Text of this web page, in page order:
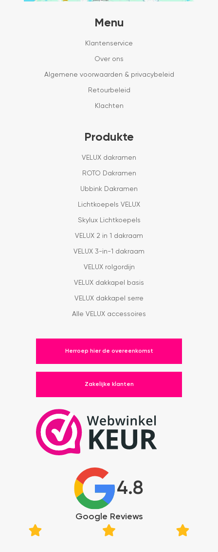
Menu
Klantenservice
Over ons
Algemene voorwaarden & privacybeleid
Retourbeleid
Klachten
Produkte
VELUX dakramen
ROTO Dakramen
Ubbink Dakramen
Lichtkoepels VELUX
Skylux Lichtkoepels
VELUX 2 in 1 dakraam
VELUX 3-in-1 dakraam
VELUX rolgordijn
VELUX dakkapel basis
VELUX dakkapel serre
Alle VELUX accessoires
Herroep hier de overeenkomst
Zakelijke klanten
4.8
Google Reviews